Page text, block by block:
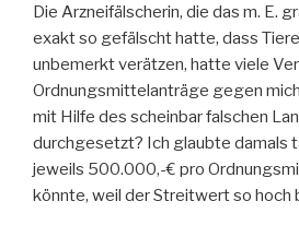
Die Arzneifälscherin, die das m. E.
exakt so gefälscht hatte, dass
unbemerkt verätzen, hatte viele
Ordnungsmittelanträge gegen
mit Hilfe des scheinbar falschen
durchgesetzt? Ich glaubte damals
jeweils 500.000,-€ pro
könnte, weil der Streitwert so hoch